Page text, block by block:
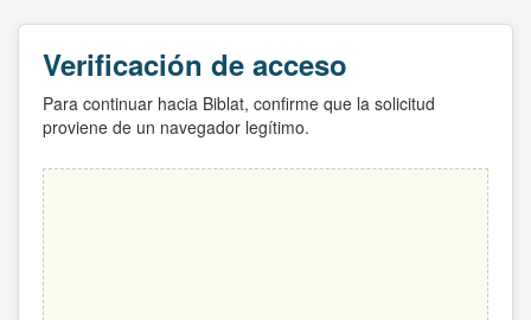
Verificación de acceso
Para continuar hacia Biblat, confirme que la solicitud
proviene de un navegador legítimo.